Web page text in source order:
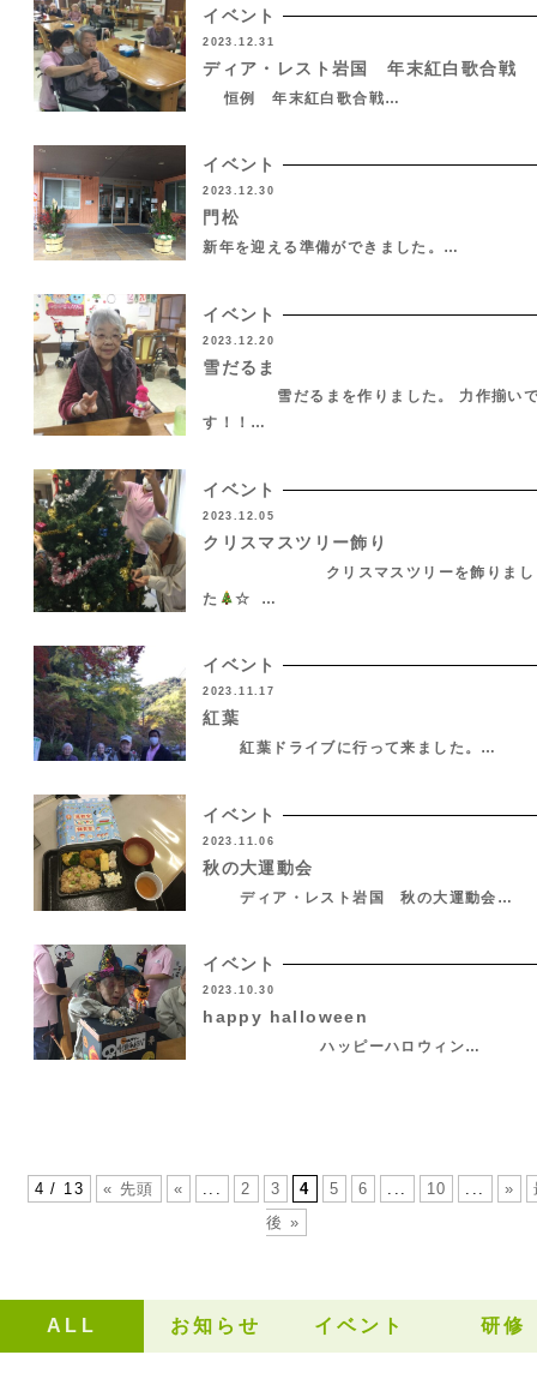
イベント
2023.12.31
ディア・レスト岩国 年末紅白歌合戦
恒例 年末紅白歌合戦…
イベント
2023.12.30
門松
新年を迎える準備ができました。…
イベント
2023.12.20
雪だるま
雪だるまを作りました。 力作揃い
す！！…
イベント
2023.12.05
クリスマスツリー飾り
クリスマスツリーを飾りまし
た
☆ …
イベント
2023.11.17
紅葉
紅葉ドライブに行って来ました。…
イベント
2023.11.06
秋の大運動会
ディア・レスト岩国 秋の大運動会…
イベント
2023.10.30
happy halloween
ハッピーハロウィン…
4 / 13 « 先頭 « 2 3 4 5 6 10 »
後 »
ALL お知らせ イベント 研修